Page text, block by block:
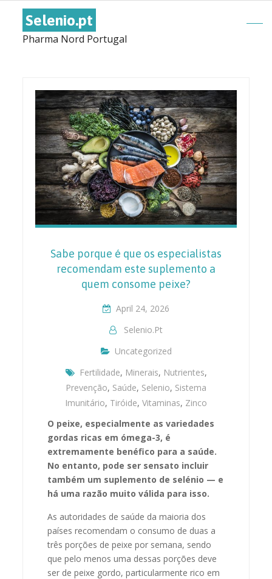
Selenio.pt
Pharma Nord Portugal
Sabe porque é que os especialistas
recomendam este suplemento a
quem consome peixe?
April 24, 2026
Selenio.pt
Uncategorized
Fertilidade, Minerais, Nutrientes,
Prevenção, Saúde, Selenio, Sistema
Imunitário, Tiróide, Vitaminas, Zinco
O peixe, especialmente as variedades
gordas ricas em ómega-3, é
extremamente benéfico para a saúde.
No entanto, pode ser sensato incluir
também um suplemento de selénio — e
há uma razão muito válida para isso.
As autoridades de saúde da maioria dos
países recomendam o consumo de duas a
três porções de peixe por semana, sendo
que pelo menos uma dessas porções deve
ser de peixe gordo, particularmente rico em